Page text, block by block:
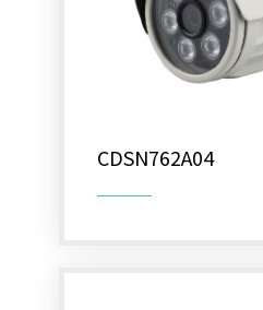
CDSN762A04